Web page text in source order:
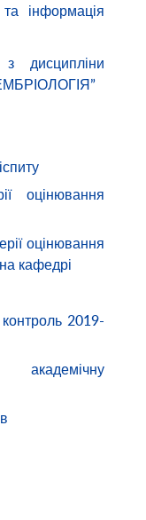
інформація
дисципліни
оцінювання
оцінювання
кафедрі
2019-